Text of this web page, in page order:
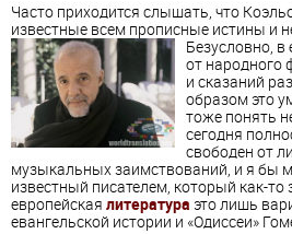
Часто приходится слышать, что
известные всем прописные истины и
Безусловно, в
от народного
и сказаний
образом это
тоже понять
сегодня
свободен от
музыкальных заимствований, и я бы
известный писателем, который как-то
европейская литература это лишь
евангельской истории и «Одиссеи»